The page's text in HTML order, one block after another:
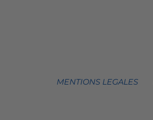
MENTIONS LEGALES